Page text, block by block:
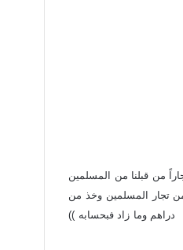
من قبلنا من المسلمين
المسلمين وخذ من
وما زاد فبحسابه ))